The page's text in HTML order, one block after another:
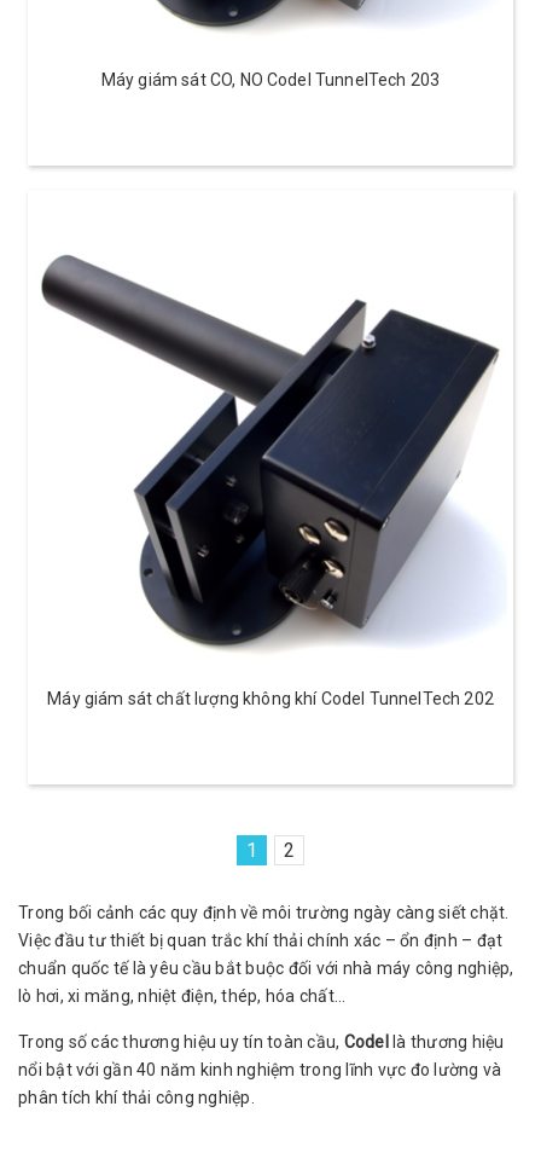
Máy giám sát CO, NO Codel TunnelTech 203
Máy giám sát chất lượng không khí Codel TunnelTech 202
1 2
Trong bối cảnh các quy định về môi trường ngày càng siết chặt.
Việc đầu tư thiết bị quan trắc khí thải chính xác – ổn định – đạt
chuẩn quốc tế là yêu cầu bắt buộc đối với nhà máy công nghiệp,
lò hơi, xi măng, nhiệt điện, thép, hóa chất…
Trong số các thương hiệu uy tín toàn cầu, Codel
là thương hiệu
nổi bật với gần 40 năm kinh nghiệm trong lĩnh vực đo lường và
phân tích khí thải công nghiệp.